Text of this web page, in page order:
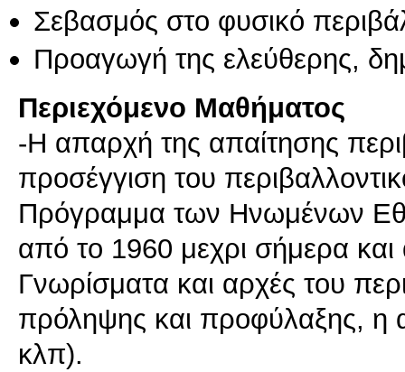
Σεβασμός στο φυσικό
Προαγωγή της ελεύθερης,
Περιεχόμενο Μαθήματος
-Η απαρχή της απαίτησης
προσέγγιση του
Πρόγραμμα των Ηνωμένων
από το 1960 μεχρι σήμερα και
Γνωρίσματα και αρχές του
πρόληψης και προφύλαξης, η
κλπ).